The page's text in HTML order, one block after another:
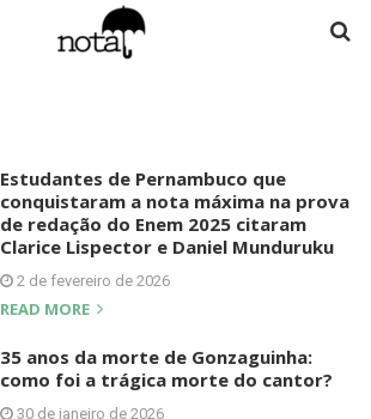
Estudantes de Pernambuco que
conquistaram a nota máxima na prova
de redação do Enem 2025 citaram
Clarice Lispector e Daniel Munduruku
2 de fevereiro de 2026
READ MORE
35 anos da morte de Gonzaguinha:
como foi a trágica morte do cantor?
30 de janeiro de 2026